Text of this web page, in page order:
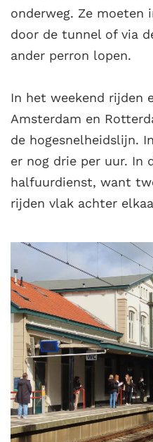
onderweg. Ze moeten
door de tunnel of via
ander perron lopen.
In het weekend rijden
Amsterdam en
de hogesnelheidslijn.
er nog drie per uur. In
halfuurdienst, want
rijden vlak achter